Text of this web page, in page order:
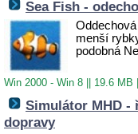
Sea Fish -
menší
podobná
Win 2000 - Win 8 19.6 MB
Simulátor MHD -
dopravy